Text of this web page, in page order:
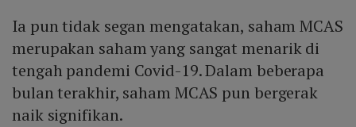
Ia pun tidak segan mengatakan, saham MCAS
merupakan saham yang sangat menarik di
tengah pandemi Covid-19. Dalam beberapa
bulan terakhir, saham MCAS pun bergerak
naik signifikan.